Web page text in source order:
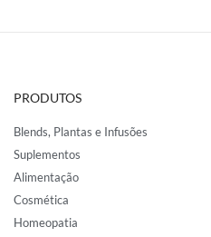
PRODUTOS
Blends, Plantas e Infusões
Suplementos
Alimentação
Cosmética
Homeopatia